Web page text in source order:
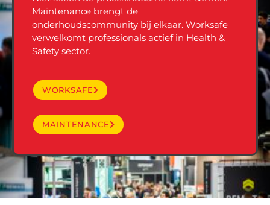
Maintenance brengt de
onderhoudscommunity bij elkaar. Worksafe
verwelkomt professionals actief in Health &
Safety sector.
WORKSAFE
MAINTENANCE